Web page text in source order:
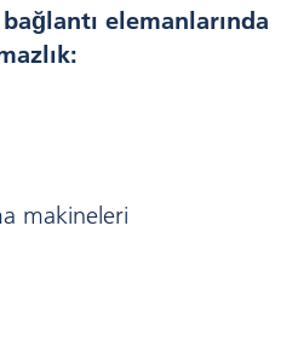
elemanlarında
makineleri